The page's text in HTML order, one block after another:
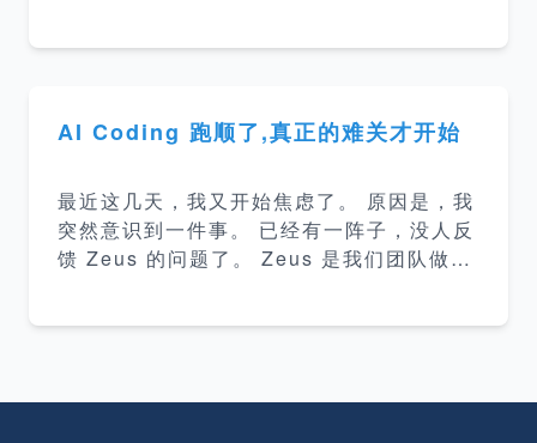
s、SpecKit…… 一个个看下来，我的第一
感受是：真优雅。 👏 设计思路清晰，工程
里看，我越发现：它们再好，也不是为我们
这种团队设计的。 所以，最终我还是决定做
我们自己的工作流。 三个绕不过去的坎 具
个，它们几乎都是冲
AI Coding 跑顺了,真正的难关才开始
最近这几天，我又开始焦虑了。 原因是，我
突然意识到一件事。 已经有一阵子，没人反
馈 Zeus 的问题了。 Zeus 是我们团队做的
用得挺顺。 顺到，没人抱怨了。 按理说，